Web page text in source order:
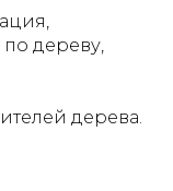
по дереву,
дерева.